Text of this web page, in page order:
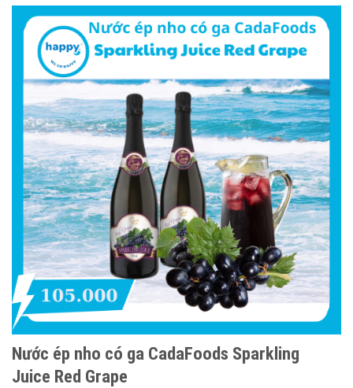
Nước ép nho có ga CadaFoods Sparkling
Juice Red Grape